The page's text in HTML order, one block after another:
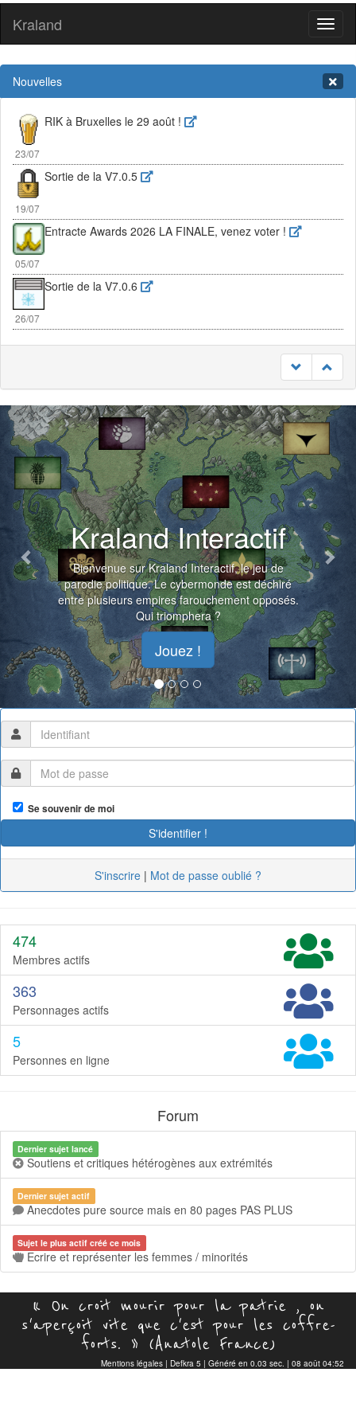
Kraland
Nouvelles
23/07
RIK à Bruxelles le 29 août !
19/07
Sortie de la V7.0.5
05/07
Entracte Awards 2026 LA FINALE, venez voter !
26/07
Sortie de la V7.0.6
Kraland Interactif
Bienvenue sur Kraland Interactif, le jeu de
parodie politique. Le cybermonde est déchiré
entre plusieurs empires farouchement opposés.
Qui triomphera ?
Jouez !
Previous
Se souvenir de moi
S'inscrire | Mot de passe oublié ?
474
Membres actifs
363
Personnages actifs
5
Personnes en ligne
Forum
Dernier sujet lancé
Soutiens et critiques hétérogènes aux extrémités
Dernier sujet actif
Anecdotes pure source mais en 80 pages PAS PLUS
Sujet le plus actif créé ce mois
Ecrire et représenter les femmes / minorités
« On croit mourir pour la patrie , on
s'aperçoit vite que c'est pour les coffre-
forts. » (Anatole France)
Mentions légales | Defkra 5 | Généré en 0.03 sec. | 08 août 04:52